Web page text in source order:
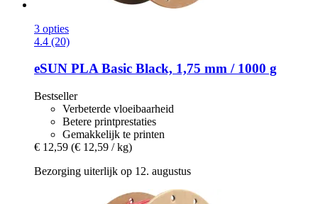
3 opties
4.4 (20)
eSUN PLA Basic Black, 1,75 mm / 1000 g
Bestseller
Verbeterde vloeibaarheid
Betere printprestaties
Gemakkelijk te printen
€ 12,59 (€ 12,59 / kg)
Bezorging uiterlijk op 12. augustus